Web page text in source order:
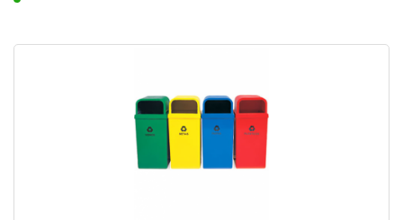
100 litros
Conjunto de lixeiras tampa vazada com base do chão
Conjuto de 2 Lixeiras Tampa Vai Vem com Suporte